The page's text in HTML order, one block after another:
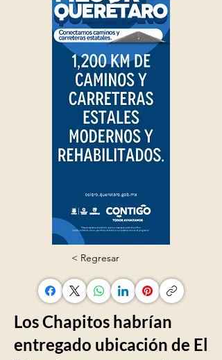
< Regresar
Los Chapitos habrían
entregado ubicación de El